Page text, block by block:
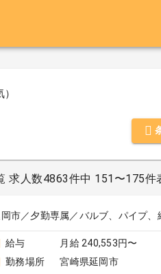
求人数4863件中 151〜175件
市／夕勤専属／バルブ、パイプ
給与
月給 240,553円〜
勤務場所
宮崎県延岡市